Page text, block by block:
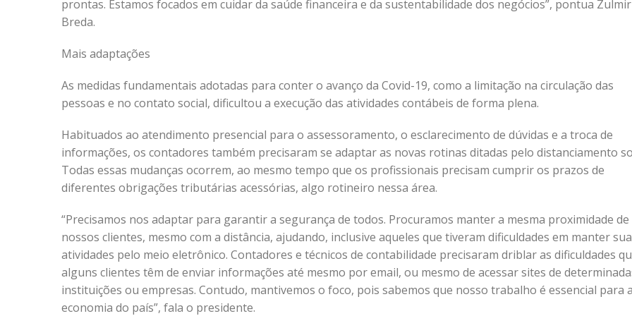
prontas. Estamos focados em cuidar da saúde financeira e da sustentabilidade dos negócios”, pontua Zulmir
Breda.
Mais adaptações
As medidas fundamentais adotadas para conter o avanço da Covid-19, como a limitação na circulação das
pessoas e no contato social, dificultou a execução das atividades contábeis de forma plena.
Habituados ao atendimento presencial para o assessoramento, o esclarecimento de dúvidas e a troca de
informações, os contadores também precisaram se adaptar as novas rotinas ditadas pelo distanciamento
Todas essas mudanças ocorrem, ao mesmo tempo que os profissionais precisam cumprir os prazos de
diferentes obrigações tributárias acessórias, algo rotineiro nessa área.
“Precisamos nos adaptar para garantir a segurança de todos. Procuramos manter a mesma proximidade de
nossos clientes, mesmo com a distância, ajudando, inclusive aqueles que tiveram dificuldades em manter
atividades pelo meio eletrônico. Contadores e técnicos de contabilidade precisaram driblar as dificuldades
alguns clientes têm de enviar informações até mesmo por email, ou mesmo de acessar sites de
instituições ou empresas. Contudo, mantivemos o foco, pois sabemos que nosso trabalho é essencial para a
economia do país”, fala o presidente.